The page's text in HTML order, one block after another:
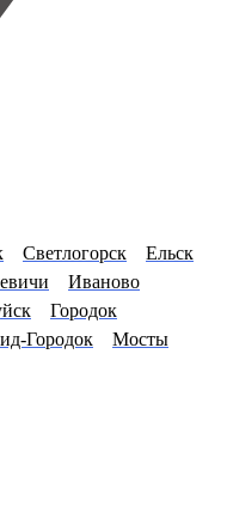
Светлогорск
Ельск
Иваново
Городок
Городок
Мосты